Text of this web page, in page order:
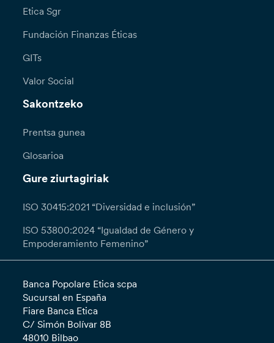
Etica Sgr
Fundación Finanzas Éticas
GITs
Valor Social
Sakontzeko
Prentsa gunea
Glosarioa
Gure ziurtagiriak
ISO 30415:2021 “Diversidad e inclusión”
ISO 53800:2024 “Igualdad de Género y
Empoderamiento Femenino”
Banca Popolare Etica scpa
Sucursal en España
Fiare Banca Etica
C/ Simón Bolívar 8B
48010 Bilbao